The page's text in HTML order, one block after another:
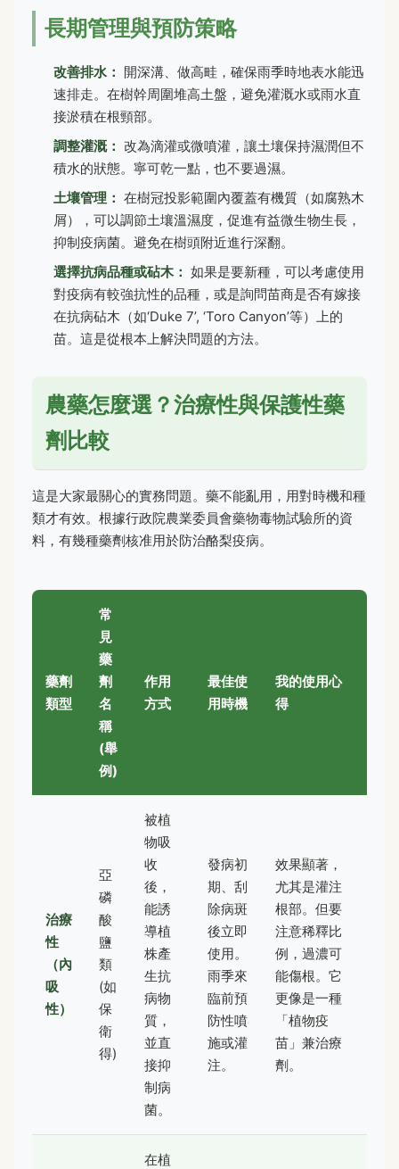
長期管理與預防策略
改善排水： 開深溝、做高畦，確保雨季時地表水能迅
速排走。在樹幹周圍堆高土盤，避免灌溉水或雨水直
接淤積在根頸部。
調整灌溉： 改為滴灌或微噴灌，讓土壤保持濕潤但不
積水的狀態。寧可乾一點，也不要過濕。
土壤管理： 在樹冠投影範圍內覆蓋有機質（如腐熟木
屑），可以調節土壤溫濕度，促進有益微生物生長，
抑制疫病菌。避免在樹頭附近進行深翻。
選擇抗病品種或砧木： 如果是要新種，可以考慮使用
對疫病有較強抗性的品種，或是詢問苗商是否有嫁接
在抗病砧木（如‘Duke 7’, ‘Toro Canyon’等）上的
苗。這是從根本上解決問題的方法。
農藥怎麼選？治療性與保護性藥
劑比較
這是大家最關心的實務問題。藥不能亂用，用對時機和種
類才有效。根據行政院農業委員會藥物毒物試驗所的資
料，有幾種藥劑核准用於防治酪梨疫病。
藥劑
類型
常
見
藥
劑
名
稱
(舉
例)
作用
方式
最佳使
用時機
我的使用心
得
治療
性
（內
吸
性）
亞
磷
酸
鹽
類
(如
保
衛
得)
被植
物吸
收
後，
能誘
導植
株產
生抗
病物
質，
並直
接抑
制病
菌。
發病初
期、刮
除病斑
後立即
使用。
雨季來
臨前預
防性噴
施或灌
注。
效果顯著，
尤其是灌注
根部。但要
注意稀釋比
例，過濃可
能傷根。它
更像是一種
「植物疫
苗」兼治療
劑。
在植